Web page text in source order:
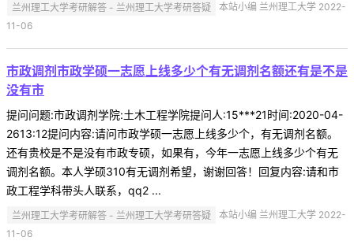
兰州理工大学考研解答 - 兰州理工大学考研答疑
本站小编 兰州理工大学 2022-
11-06
市政调剂市政学硕一志愿上线多少个有无调剂名额还有是不是
没有市
提问问题:市政调剂学院:土木工程学院提问人:15***21时间:2020-04-
2613:12提问内容:请问市政学硕一志愿上线多少个，有无调剂名额。
还有贵校是不是没有市政专硕，如果有，今年一志愿上线多少个有无
调剂名额。本人学硕310有无调剂希望，谢谢回答！回复内容:请和市
政工程学科带头人联系，qq2 ...
兰州理工大学考研解答 - 兰州理工大学考研答疑
本站小编 兰州理工大学 2022-
11-06